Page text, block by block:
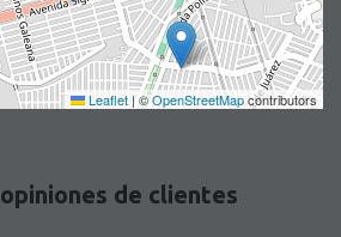
Leaflet | ©OpenStreetMapcontributors
de clientes